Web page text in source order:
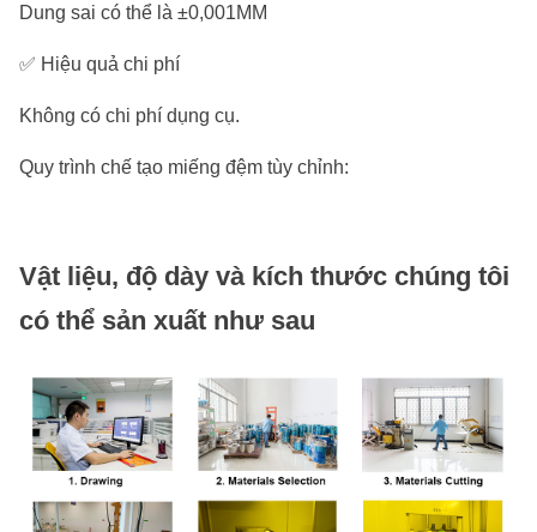
Dung sai có thể là ±0,001MM
✅ Hiệu quả chi phí
Không có chi phí dụng cụ.
Quy trình chế tạo miếng đệm tùy chỉnh:
Vật liệu, độ dày và kích thước chúng tôi
có thể sản xuất như sau